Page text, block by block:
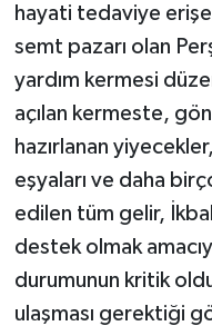
hayati tedaviye
semt pazarı olan
yardım kermesi
açılan kermeste,
hazırlanan
eşyaları ve daha
edilen tüm gelir,
destek olmak
durumunun kritik
ulaşması gerektiği